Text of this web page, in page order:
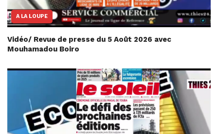
A LA LOUPE
Vidéo/ Revue de presse du 5 Août 2026 avec
Mouhamadou Boiro